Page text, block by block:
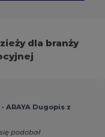
dla branży
ARAYA Dugopis z
podobał